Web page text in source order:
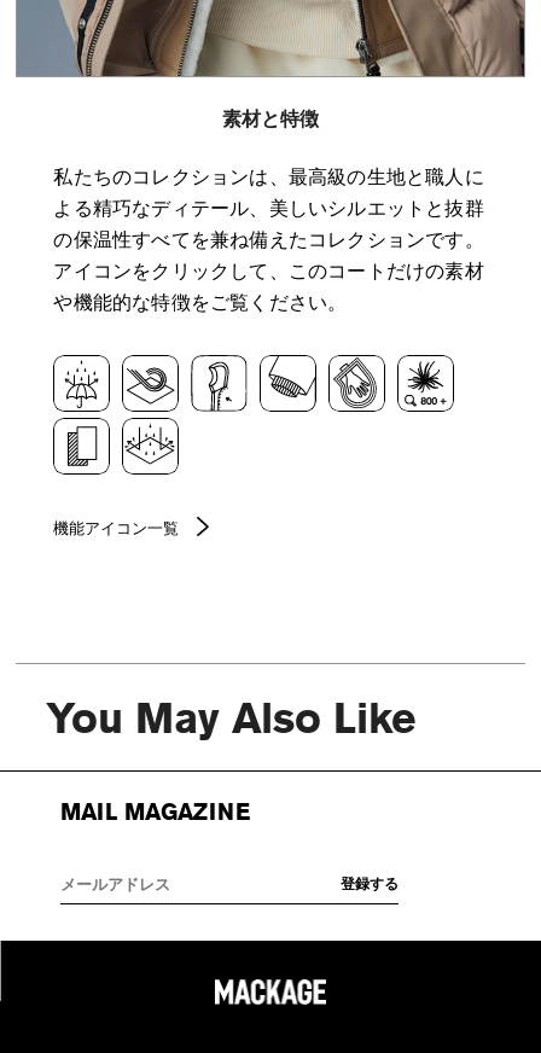
素材と特徴
私たちのコレクションは、最高級の生地と職人に
よる精巧なディテール、美しいシルエットと抜群
の保温性すべてを兼ね備えたコレクションです。
アイコンをクリックして、このコートだけの素材
や機能的な特徴をご覧ください。
機能アイコン一覧
You May Also Like
MAIL MAGAZINE